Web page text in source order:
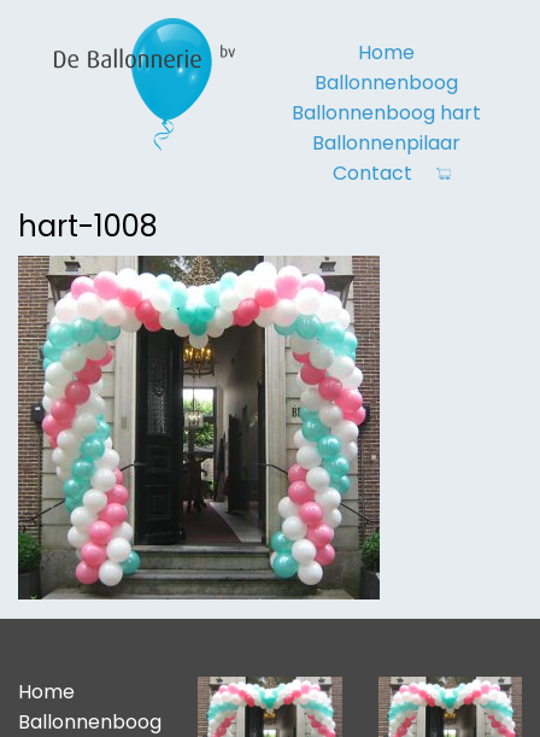
Home
Ballonnenboog
Ballonnenboog hart
Ballonnenpilaar
Contact
hart-1008
Home
Ballonnenboog